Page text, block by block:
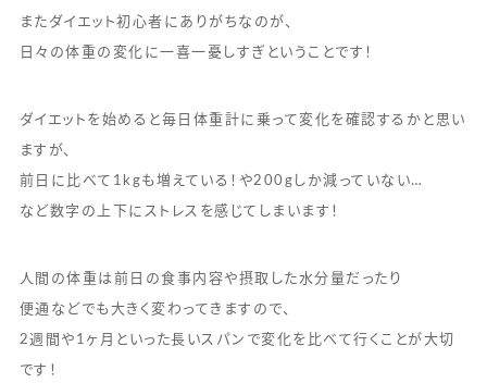
またダイエット初心者にありがちなのが、
日々の体重の変化に一喜一憂しすぎということです！
ダイエットを始めると毎日体重計に乗って変化を確認するかと思い
ますが、
前日に比べて1kgも増えている！や200gしか減っていない…
など数字の上下にストレスを感じてしまいます！
人間の体重は前日の食事内容や摂取した水分量だったり
便通などでも大きく変わってきますので、
2週間や1ヶ月といった長いスパンで変化を比べて行くことが大切
です！